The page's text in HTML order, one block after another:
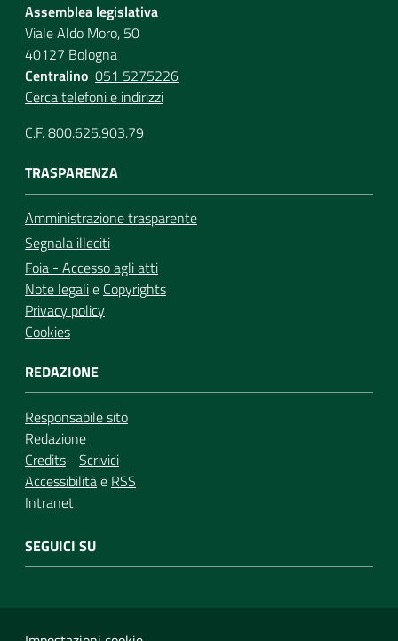
Per i media
Per i cittadini
Assemblea legislativa
Viale Aldo Moro, 50
40127 Bologna
Centralino 051 5275226
Cerca telefoni e indirizzi
C.F. 800.625.903.79
TRASPARENZA
Amministrazione trasparente
Segnala illeciti
Foia - Accesso agli atti
Note legalie Copyrights
Privacy policy
Cookies
REDAZIONE
Responsabile sito
Redazione
Credits - Scrivici
Accessibilitàe RSS
Intranet
SEGUICI SU